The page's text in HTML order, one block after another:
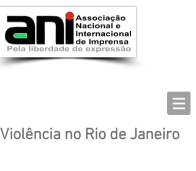
Violência no Rio de Janeiro